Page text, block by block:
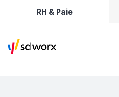
RH & Paie